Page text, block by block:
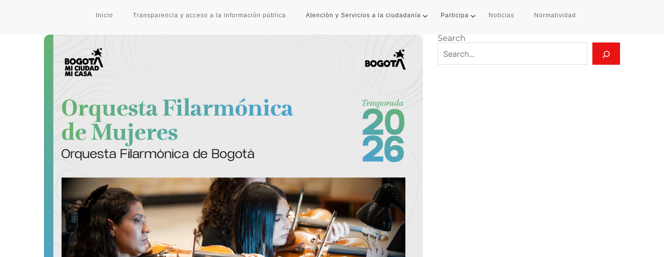
Inicio Transparencia y acceso a la información pública Atención y Servicios a la ciudadanía Participa Noticias Normatividad
Search